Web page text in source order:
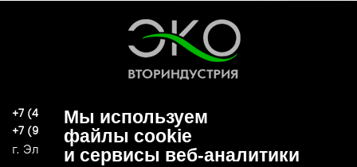
Мы используем
файлы cookie
и сервисы веб-аналитики
г. Электросталь, ул. Спортивная, д. 47А
ekoind93@yandex.ru
+7 (496) 570-37-15
+7 (919) 776-04-79